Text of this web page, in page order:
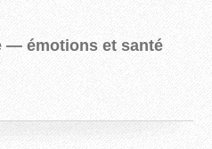
— émotions et santé